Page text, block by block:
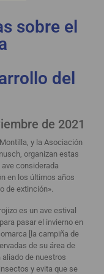
sobre el
del
de 2021
y la Asociación
organizan estas
considerada
en los últimos años
de extinción».
es un ave estival
pasar el invierno en
[la campiña de
de su área de
de nuestros
y evita que se